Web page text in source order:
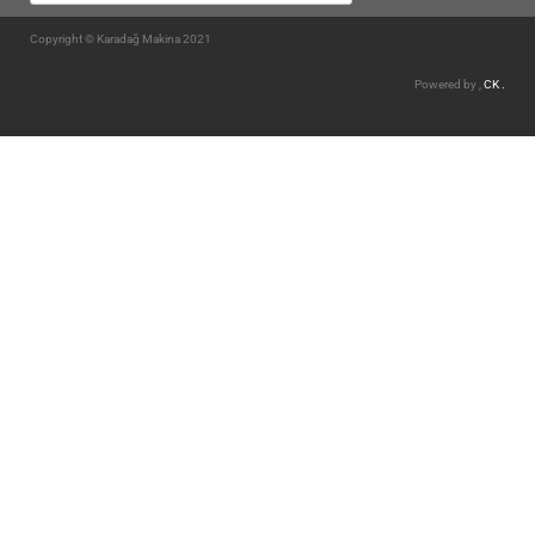
Copyright © Karadağ Makina 2021
Powered by , CK .